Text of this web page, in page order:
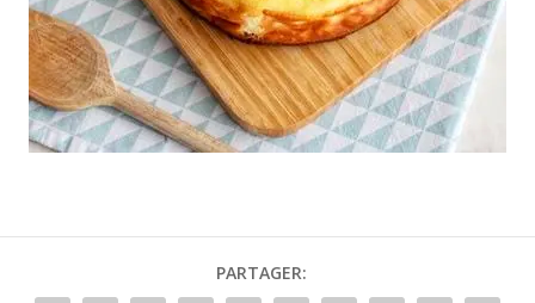
PARTAGER: